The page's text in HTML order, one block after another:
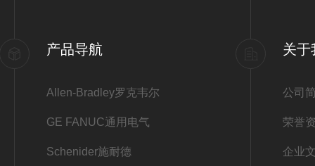
产品导航
Allen-Bradley罗克韦尔
GE FANUC通用电气
Schenider施耐德
关于
公司
荣誉
企业